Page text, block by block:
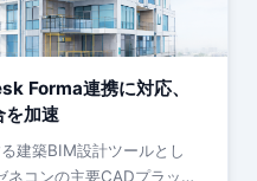
Forma連携に対応、
を加速
建築BIM設計ツールとし
ネコンの主要CADプラット